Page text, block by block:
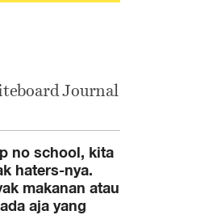
Journal
no school, kita
haters-nya.
makanan atau
aja yang